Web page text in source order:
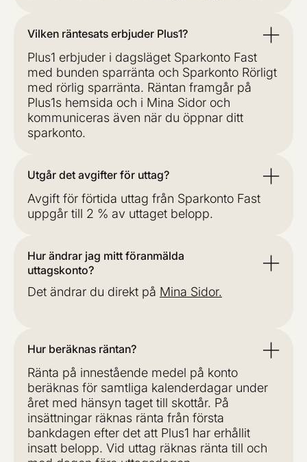
Vilken räntesats erbjuder Plus1?
Plus1 erbjuder i dagsläget Sparkonto Fast
med bunden sparränta och Sparkonto Rörligt
med rörlig sparränta. Räntan framgår på
Plus1s hemsida och i Mina Sidor och
kommuniceras även när du öppnar ditt
sparkonto.
Utgår det avgifter för uttag?
Avgift för förtida uttag från Sparkonto Fast
uppgår till 2 % av uttaget belopp.
Hur ändrar jag mitt föranmälda
uttagskonto?
Det ändrar du direkt på Mina Sidor.
Hur beräknas räntan?
Ränta på innestående medel på konto
beräknas för samtliga kalenderdagar under
året med hänsyn taget till skottår. På
insättningar räknas ränta från första
bankdagen efter det att Plus1 har erhållit
insatt belopp. Vid uttag räknas ränta till och